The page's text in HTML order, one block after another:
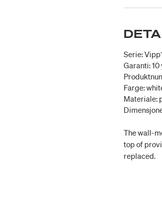
Serie:
Garanti: 10
Farge:
Materiale:
The wall-
top of
replaced.